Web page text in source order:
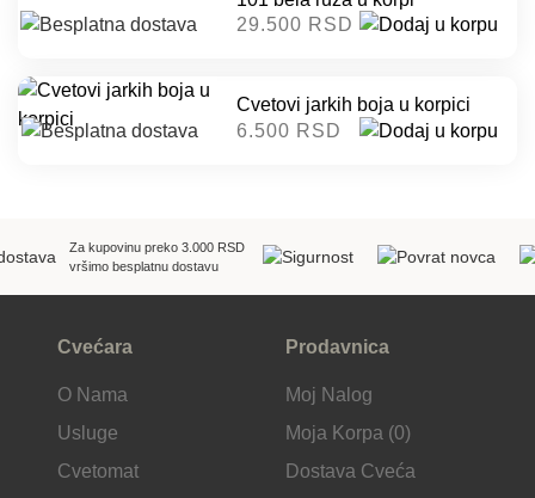
29.500 RSD
Cvetovi jarkih boja u korpici
6.500 RSD
Za kupovinu preko 3.000 RSD
vršimo besplatnu dostavu
Cvećara
O Nama
Usluge
Cvetomat
Prodavnica
Moj Nalog
Moja Korpa (0)
Dostava Cveća